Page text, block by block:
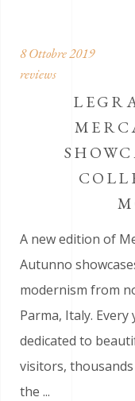
8 Ottobre 2019
reviews
A new edition of
Autunno
modernism from
Parma, Italy.
dedicated to
visitors,
the